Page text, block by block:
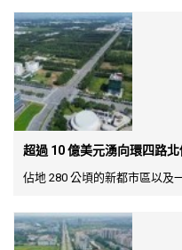
超過 10 億美元湧向環四路
佔地 280 公頃的新都市區以及